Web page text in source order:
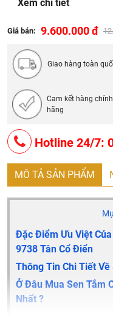
Công nghệ: Châu Âu
Sản xuất tại: Việt Nam
Xem chi tiết
Giá bán: 9.600.000 đ
Giao hàng toàn
Cam kết hàng chính
hãng
Hotline 24/7:
MÔ TẢ SẢN PHẨM
Đặc Điểm Ưu Việt
9738 Tân Cổ Điển
Thông Tin Chi Tiết
Ở Đâu Mua Sen Tắm
Nhất ?